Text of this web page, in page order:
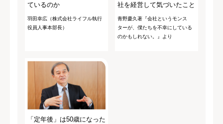
ているのか
羽田幸広（株式会社ライフル執行
役員人事本部長）
社を経営して気づいたこと
青野慶久著『会社というモンス
ターが、僕たちを不幸にしている
のかもしれない。』より
「定年後」は50歳になった